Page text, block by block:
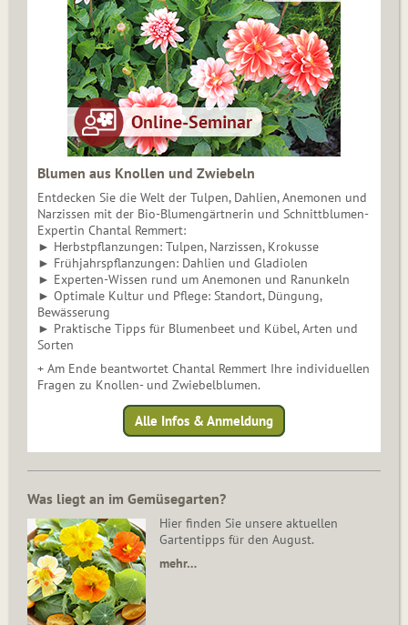
Blumen aus Knollen und Zwiebeln
Entdecken Sie die Welt der Tulpen, Dahlien, Anemonen und
Narzissen mit der Bio-Blumengärtnerin und Schnittblumen-
Expertin Chantal Remmert:
► Herbstpflanzungen: Tulpen, Narzissen, Krokusse
► Frühjahrspflanzungen: Dahlien und Gladiolen
► Experten-Wissen rund um Anemonen und Ranunkeln
► Optimale Kultur und Pflege: Standort, Düngung,
Bewässerung
► Praktische Tipps für Blumenbeet und Kübel, Arten und
Sorten
+ Am Ende beantwortet Chantal Remmert Ihre individuellen
Fragen zu Knollen- und Zwiebelblumen.
Alle Infos & Anmeldung
Was liegt an im Gemüsegarten?
Hier finden Sie unsere aktuellen
Gartentipps für den August.
mehr…